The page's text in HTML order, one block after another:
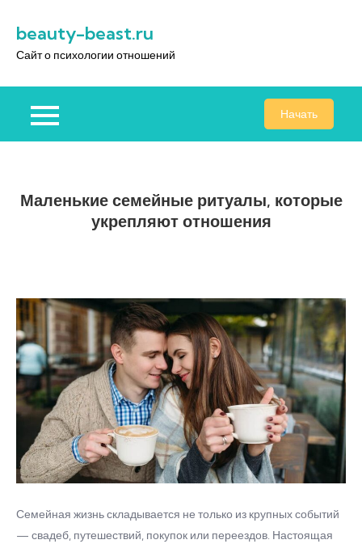
содержимому
beauty-beast.ru
Сайт о психологии отношений
Начать
Маленькие семейные ритуалы, которые
укрепляют отношения
Семейная жизнь складывается не только из крупных событий
— свадеб, путешествий, покупок или переездов. Настоящая